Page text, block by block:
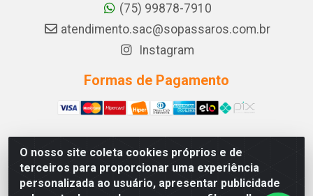
O nosso site coleta cookies próprios e de
terceiros para proporcionar uma experiência
personalizada ao usuário, apresentar publicidade
(75) 99878-7910
atendimento.sac@sopassaros.com.br
Instagram
Formas de Pagamento
A PINA DOS SANTOS DELEZZOTTE LTDA - RODOVIA BA
233, 27 - ZONA RURAL, ITABERABA/BA - CEP 46.880-
000 - CNPJ 30.578.948/0001-90